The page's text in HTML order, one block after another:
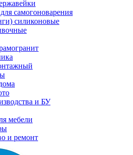
самогоноварения
силиконовые
и БУ
мебели
и ремонт